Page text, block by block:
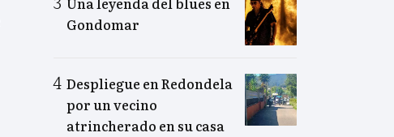
Gondomar
Despliegue en Redondela
por un vecino
atrincherado en su casa